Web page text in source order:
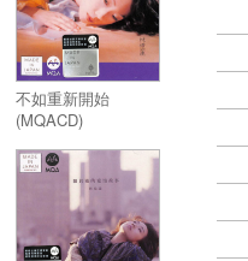
不如重新開始
(MQACD)